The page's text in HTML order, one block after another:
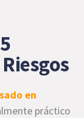
en
práctico